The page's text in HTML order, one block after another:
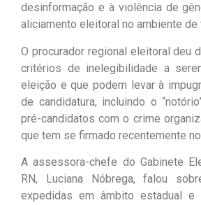
desinformação e à violência de
aliciamento eleitoral no ambiente de
O procurador regional eleitoral deu
critérios de inelegibilidade a
eleição e que podem levar à
de candidatura, incluindo o
pré-candidatos com o crime
que tem se firmado recentemente no
A assessora-chefe do Gabinete
RN, Luciana Nóbrega, falou
expedidas em âmbito estadual e